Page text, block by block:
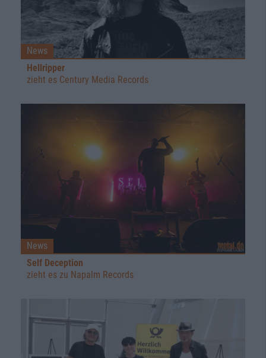
News
Hellripper
zieht es Century Media Records
News
Self Deception
zieht es zu Napalm Records